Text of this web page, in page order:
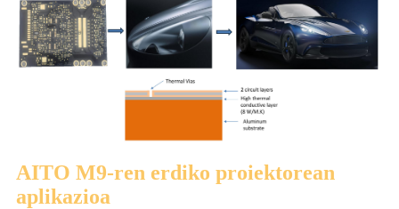
AITO M9-ren erdiko proiektorean
aplikazioa